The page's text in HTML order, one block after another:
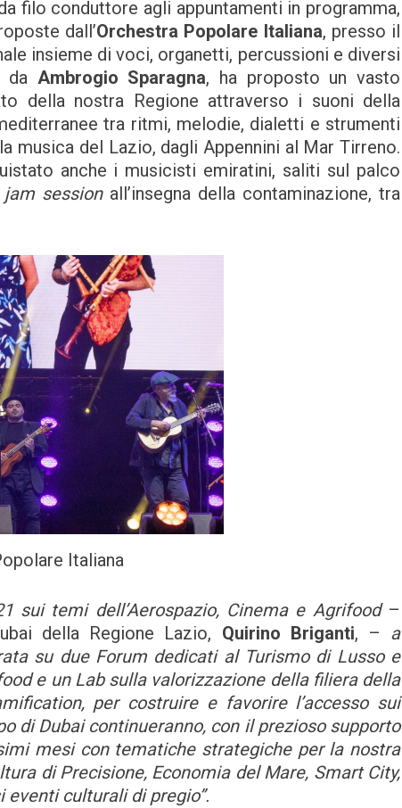
filo conduttore agli appuntamenti in programma,
dall’Orchestra Popolare Italiana, presso il
insieme di voci, organetti, percussioni e diversi
da Ambrogio Sparagna, ha proposto un vasto
della nostra Regione attraverso i suoni della
tra ritmi, melodie, dialetti e strumenti
musica del Lazio, dagli Appennini al Mar Tirreno.
anche i musicisti emiratini, saliti sul palco
jam sessionall’insegna della contaminazione, tra
Italiana
sui temi dell’Aerospazio, Cinema e Agrifood–
della Regione Lazio, Quirino Briganti, – a
su due Forum dedicati al Turismo di Lusso e
e un Lab sulla valorizzazione della filiera della
per costruire e favorire l’accesso sui
di Dubai continueranno, con il prezioso supporto
mesi con tematiche strategiche per la nostra
di Precisione, Economia del Mare, Smart City,
culturali di pregio”.